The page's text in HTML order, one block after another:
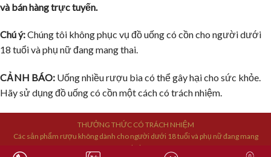
và bán hàng trực tuyến.
Chú ý:Chúng tôi không phục vụ đồ uống có cồn cho người dưới
18 tuổi và phụ nữ đang mang thai.
CẢNH BÁO: Uống nhiều rượu bia có thể gây hại cho sức khỏe.
Hãy sử dụng đồ uống có cồn một cách có trách nhiệm.
THƯỞNG THỨC CÓ TRÁCH NHIỆM
Các sản phẩm rượu không dành cho người dưới 18 tuổi và phụ nữ đang mang
thai.